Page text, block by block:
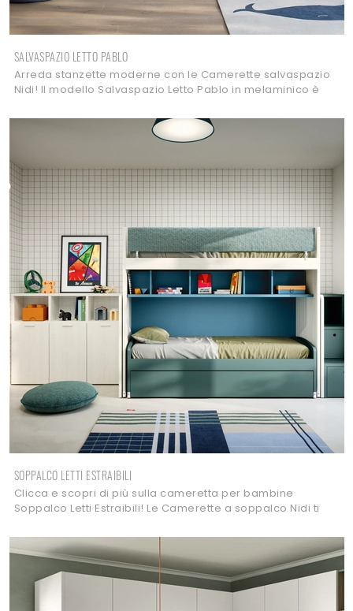
SALVASPAZIO LETTO PABLO
Arreda stanzette moderne con le Camerette salvaspazio
Nidi! Il modello Salvaspazio Letto Pablo in melaminico è
SOPPALCO LETTI ESTRAIBILI
Clicca e scopri di più sulla cameretta per bambine
Soppalco Letti Estraibili! Le Camerette a soppalco Nidi ti